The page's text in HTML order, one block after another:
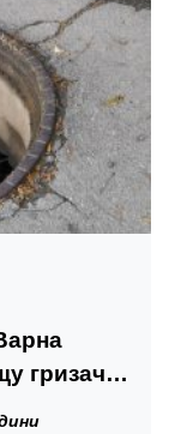
гризачи,